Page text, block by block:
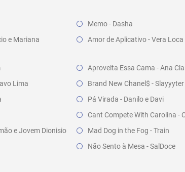
Memo - Dasha
e Mariana
Amor de Aplicativo - Vera
Aproveita Essa Cama - Ana
Lima
Brand New Chanel$ - Slayyyter
Pá Virada - Danilo e Davi
Cant Compete With Carolina -
e Jovem Dionisio
Mad Dog in the Fog - Train
Não Sento à Mesa - SalDoce